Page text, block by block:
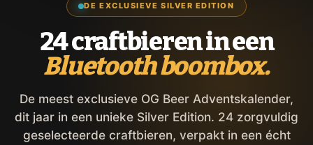
DE EXCLUSIEVE SILVER EDITION
24 craftbieren in een
Bluetooth boombox.
De meest exclusieve OG Beer Adventskalender,
dit jaar in een unieke Silver Edition. 24 zorgvuldig
geselecteerde craftbieren, verpakt in een écht